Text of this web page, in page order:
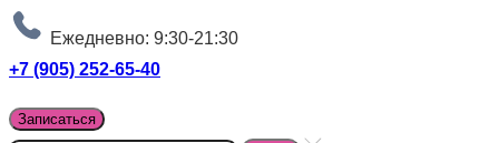
Ежедневно: 9:30-21:30
+7 (905) 252-65-40
Записаться